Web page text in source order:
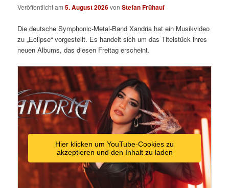
Veröffentlicht am5. August 2026vonStefan Frühauf
Die deutsche Symphonic-Metal-Band Xandria hat ein Musikvideo
zu „Eclipse“ vorgestellt. Es handelt sich um das Titelstück ihres
neuen Albums, das diesen Freitag erscheint.
Hier klicken um YouTube-Cookies zu
akzeptieren und den Inhalt zu laden